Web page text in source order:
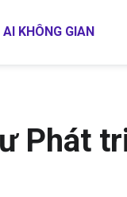
AI KHÔNG GIAN
Phát